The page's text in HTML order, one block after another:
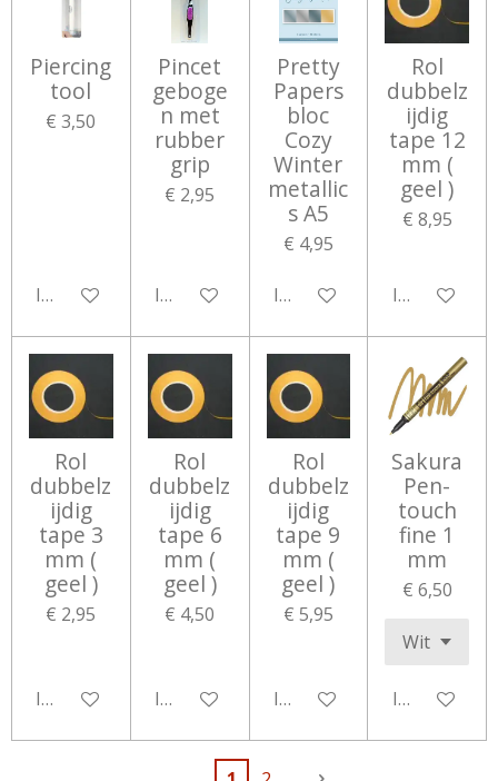
Piercing
tool
€ 3,50
In winkelwagen
Pincet
geboge
n met
rubber
grip
€ 2,95
In winkelwagen
Pretty
Papers
bloc
Cozy
Winter
metallic
s A5
€ 4,95
In winkelwagen
Rol
dubbelz
ijdig
tape 12
mm (
geel )
€ 8,95
In
Rol
dubbelz
ijdig
tape 3
mm (
geel )
€ 2,95
In winkelwagen
Rol
dubbelz
ijdig
tape 6
mm (
geel )
€ 4,50
In winkelwagen
Rol
dubbelz
ijdig
tape 9
mm (
geel )
€ 5,95
In winkelwagen
Sakura
Pen-
touch
fine 1
mm
€ 6,50
In